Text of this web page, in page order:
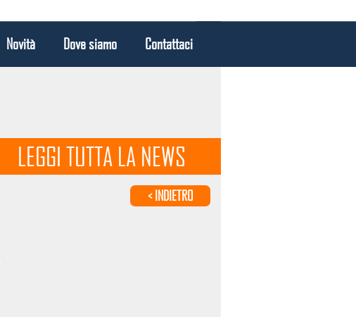
Novità Dove siamo Contattaci
LEGGI TUTTA LA NEWS
< INDIETRO